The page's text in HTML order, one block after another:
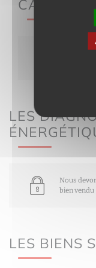
détails
LES
Nous
bien vendu
LES BIENS